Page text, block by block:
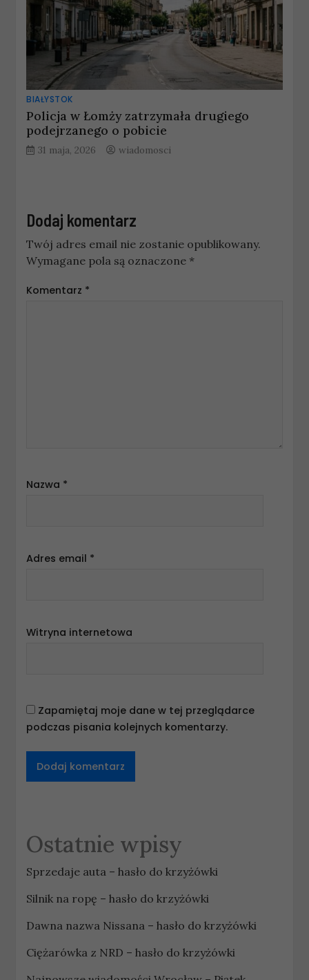
BIAŁYSTOK
Policja w Łomży zatrzymała drugiego
podejrzanego o pobicie
31 maja, 2026 wiadomosci
Dodaj komentarz
Twój adres email nie zostanie opublikowany.
Wymagane pola są oznaczone *
Komentarz *
Nazwa *
Adres email *
Witryna internetowa
Zapamiętaj moje dane w tej przeglądarce
podczas pisania kolejnych komentarzy.
Ostatnie wpisy
Sprzedaje auta – hasło do krzyżówki
Silnik na ropę – hasło do krzyżówki
Dawna nazwa Nissana – hasło do krzyżówki
Ciężarówka z NRD – hasło do krzyżówki